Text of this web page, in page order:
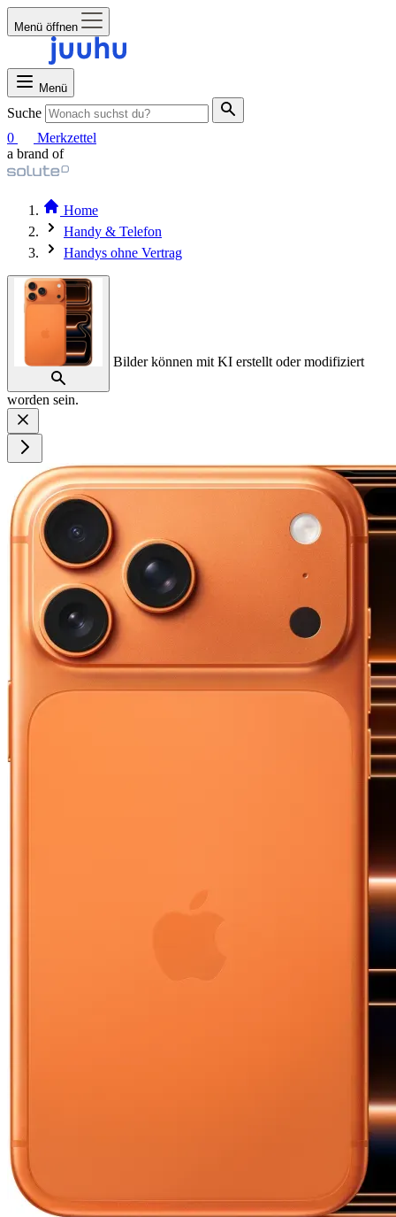
Menü öffnen
Menü
Suche
0
Merkzettel
a brand of
Home
Handy & Telefon
Handys ohne Vertrag
Bilder können mit KI erstellt oder modifiziert
worden sein.